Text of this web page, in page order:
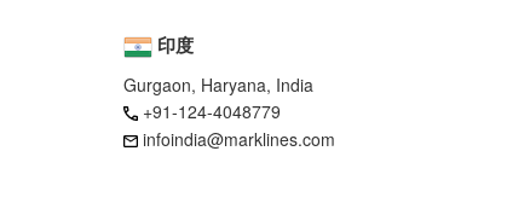
印度
Gurgaon, Haryana, India
+91-124-4048779
infoindia@marklines.com